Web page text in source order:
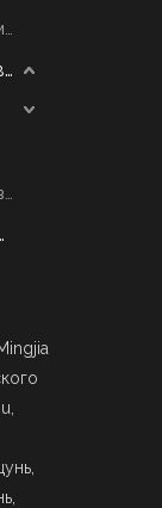
Гидравлический молот марки Rammer
Подземное горнодобывающее оборудование
Мобильный механизированный Scaler
стрел